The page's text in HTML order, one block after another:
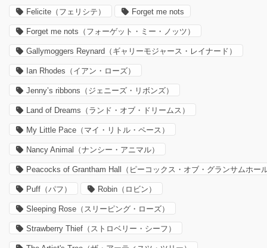
Felicite（フェリシテ） Forget me nots
Forget me nots（フォーゲット・ミー・ノッツ）
Gallymoggers Reynard（ギャリーモジャース・レイナード）
Ian Rhodes（イアン・ローズ）
Jenny’s ribbons（ジェニーズ・リボンズ）
Land of Dreams（ランド・オブ・ドリームス）
My Little Pace（マイ・リトル・ペース）
Nancy Animal（ナンシー・アニマル）
Peacocks of Grantham Hall（ピーコックス・オブ・グランサムホー
Puff（パフ） Robin（ロビン）
Sleeping Rose（スリーピング・ローズ）
Strawberry Thief（ストロベリー・シーフ）